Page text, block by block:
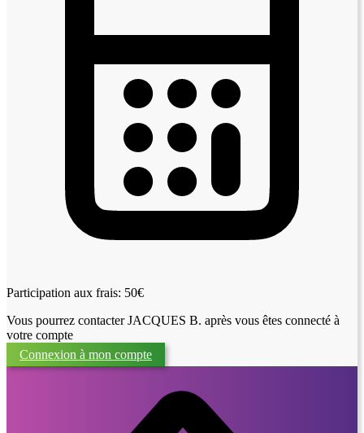
Participation aux frais: 50€
Vous pourrez contacter JACQUES B. après vous êtes connecté à
votre compte
Connexion à mon compte